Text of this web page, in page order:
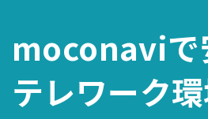
moconaviで
テレワーク